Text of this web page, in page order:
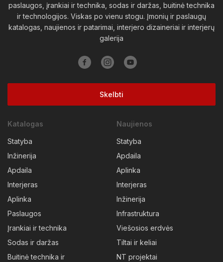
paslaugos, įrankiai ir technika, sodas ir daržas, buitinė technika
ir technologijos. Viskas po vienu stogu. Įmonių ir paslaugų
katalogas, naujienos ir patarimai, interjero dizaineriai ir interjerų
galerija
Skelbti
Katalogas
Statyba
Inžinerija
Apdaila
Interjeras
Aplinka
Paslaugos
Įrankiai ir technika
Sodas ir daržas
Buitinė technika ir
Naujienos
Statyba
Apdaila
Aplinka
Interjeras
Inžinerija
Infrastruktura
Viešosios erdvės
Tiltai ir keliai
NT projektai